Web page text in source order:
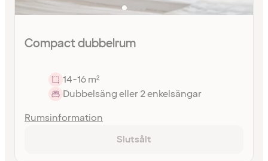
Compact dubbelrum
14-16 m²
Dubbelsäng eller 2 enkelsängar
Rumsinformation
Slutsålt